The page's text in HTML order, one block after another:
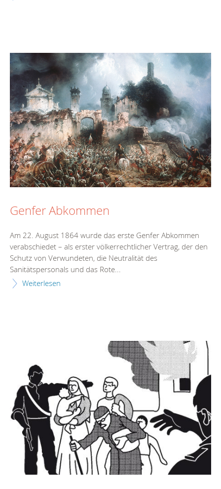
Genfer Abkommen
Am 22. August 1864 wurde das erste Genfer Abkommen
verabschiedet – als erster völkerrechtlicher Vertrag, der den
Schutz von Verwundeten, die Neutralität des
Sanitätspersonals und das Rote...
Weiterlesen